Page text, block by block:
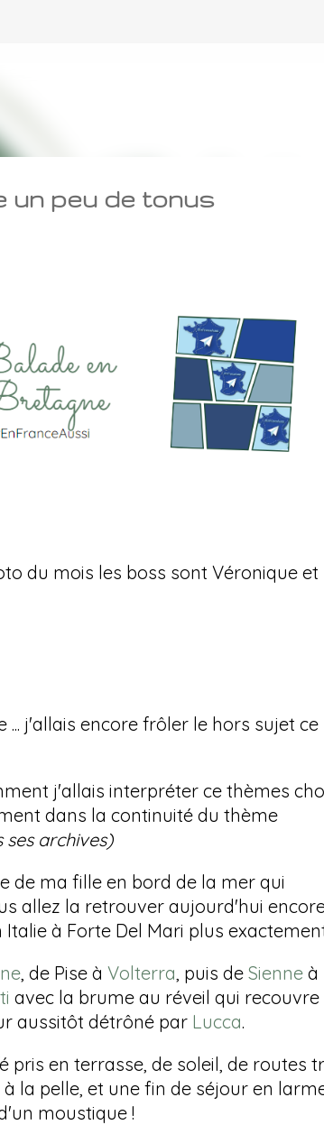
un peu de tonus
du mois les boss sont Véronique et
j'allais encore frôler le hors sujet ce
j'allais interpréter ce thèmes
dans la continuité du thème
archives)
de ma fille en bord de la mer qui
allez la retrouver aujourd'hui
à Forte Del Mari plus
, de Pise à Volterra , puis de Sienne à
avec la brume au réveil qui recouvre
aussitôt détrôné par Lucca.
pris en terrasse, de soleil, de routes
la pelle, et une fin de séjour en
moustique !